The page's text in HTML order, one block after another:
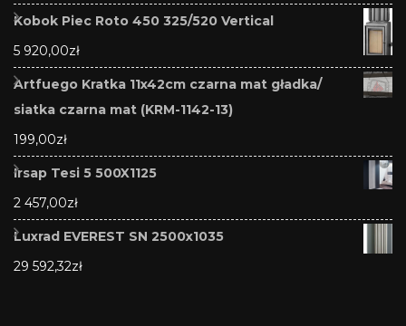
Kobok Piec Roto 450 325/520 Vertical
5 920,00zł
Artfuego Kratka 11x42cm czarna mat gładka/
siatka czarna mat (KRM-1142-13)
199,00zł
Irsap Tesi 5 500X1125
2 457,00zł
Luxrad EVEREST SN 2500x1035
29 592,32zł